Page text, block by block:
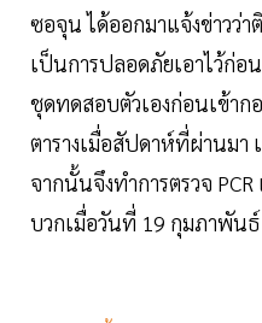
ซอจุน ได้ออกมาแจ้งข่าวว่า
เป็นการปลอดภัยเอาไว้ก่อ
ชุดทดสอบตัวเองก่อนเข้าก
ตารางเมื่อสัปดาห์ที่ผ่านมา
จากนั้นจึงทำการตรวจ
บวกเมื่อวันที่ 19 กุมภาพันธ์